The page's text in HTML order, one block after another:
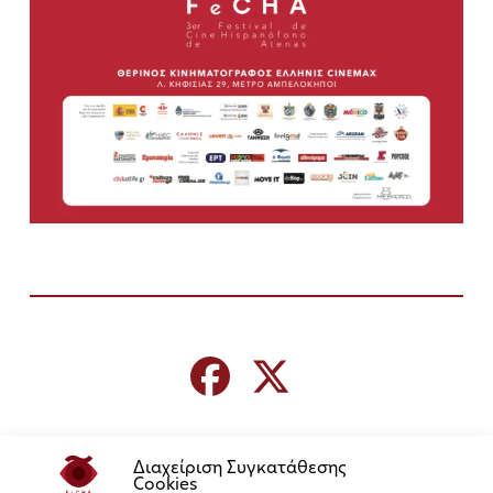
Διαχείριση Συγκατάθεσης
Cookies